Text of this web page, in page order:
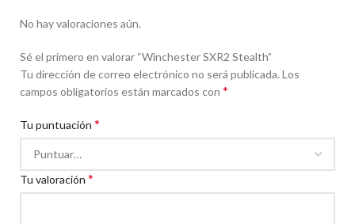
No hay valoraciones aún.
Sé el primero en valorar “Winchester SXR2 Stealth”
Tu dirección de correo electrónico no será publicada. Los
campos obligatorios están marcados con *
Tu puntuación *
Tu valoración *